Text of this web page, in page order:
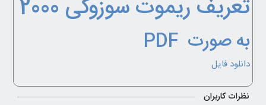
تعریف ریموت سوزوکی 2000
به صورت PDF
دانلود فایل
نظرات کاربران